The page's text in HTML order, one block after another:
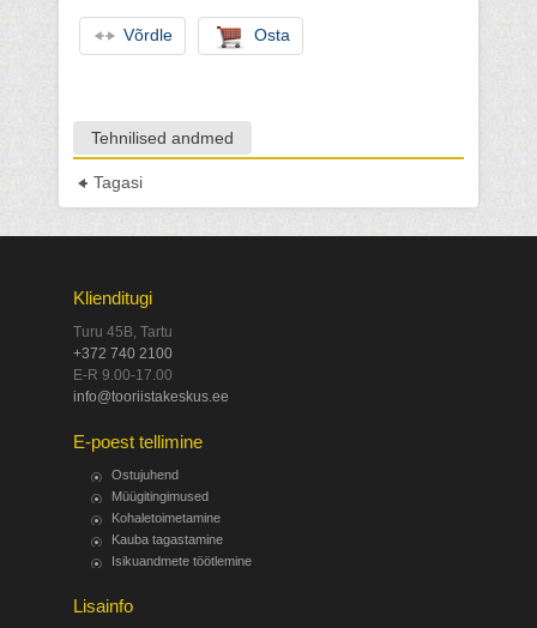
Võrdle Osta
Tehnilised andmed
Tagasi
Klienditugi
Turu 45B, Tartu
+372 740 2100
E-R 9.00-17.00
info@tooriistakeskus.ee
E-poest tellimine
Ostujuhend
Müügitingimused
Kohaletoimetamine
Kauba tagastamine
Isikuandmete töötlemine
Lisainfo